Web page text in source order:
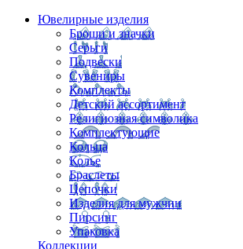
Ювелирные изделия
Броши и значки
Серьги
Подвески
Сувениры
Комплекты
Детский ассортимент
Религиозная символика
Комплектующие
Кольца
Колье
Браслеты
Цепочки
Изделия для мужчин
Пирсинг
Упаковка
Коллекции